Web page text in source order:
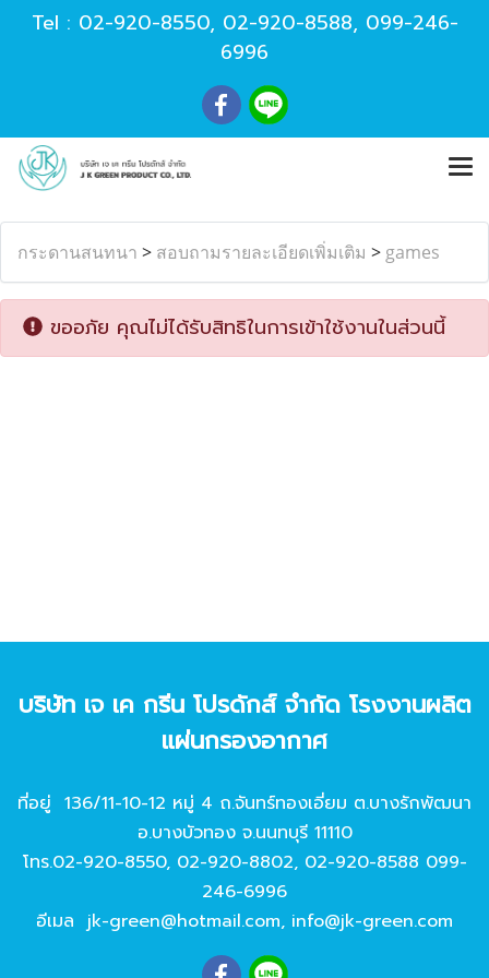
Tel : 02-920-8550, 02-920-8588, 099-246-
6996
กระดานสนทนา > สอบถามรายละเอียดเพิ่มเติม > games
ขออภัย คุณไม่ได้รับสิทธิในการเข้าใช้งานในส่วนนี้
บริษัท เจ เค กรีน โปรดักส์ จํากัด โรงงานผลิต
แผ่นกรองอากาศ
ที่อยู่ 136/11-10-12 หมู่ 4 ถ.จันทร์ทองเอี่ยม ต.บางรักพัฒนา
อ.บางบัวทอง จ.นนทบุรี 11110
โทร.02-920-8550, 02-920-8802, 02-920-8588 099-
246-6996
อีเมล jk-green@hotmail.com, info@jk-green.com